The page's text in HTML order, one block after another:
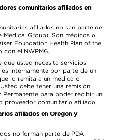
comunitarios afiliados en
afiliados no son parte del
Medical Group). Son médicos o
Foundation Health Plan of the
el NWPMG.
que usted necesita servicios
internamente por parte de un
lo remita a un médico o
debe tener una remisión
para poder recibir un
proveedor comunitario afiliado.
afiliados en Oregon y
no forman parte de PDA